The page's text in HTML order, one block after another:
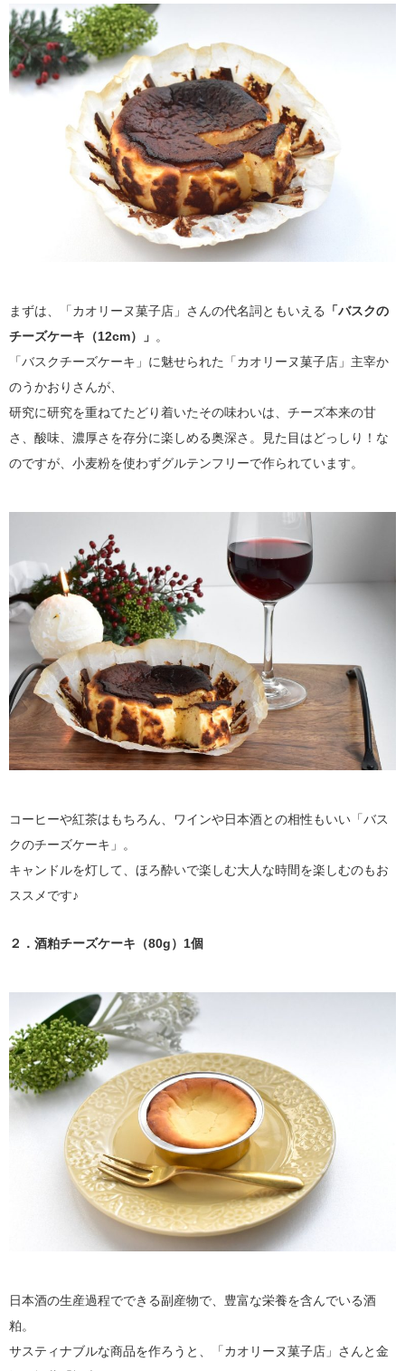
まずは、「カオリーヌ菓子店」さんの代名詞ともいえる
「バスクの
チーズケーキ（12cm）」 。
「バスクチーズケーキ」に魅せられた「カオリーヌ菓子店」主宰か
のうかおりさんが、
研究に研究を重ねてたどり着いたその味わいは、チーズ本来の甘
さ、酸味、濃厚さを存分に楽しめる奥深さ。見た目はどっしり！な
のですが、小麦粉を使わずグルテンフリーで作られています。
コーヒーや紅茶はもちろん、ワインや日本酒との相性もいい「バス
クのチーズケーキ」。
キャンドルを灯して、ほろ酔いで楽しむ大人な時間を楽しむのもお
ススメです♪
２．酒粕チーズケーキ（80g）1個
日本酒の生産過程でできる副産物で、豊富な栄養を含んでいる酒
粕。
サスティナブルな商品を作ろうと、「カオリーヌ菓子店」さんと金